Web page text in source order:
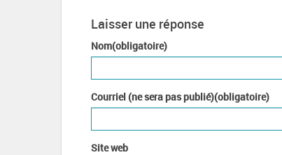
Laisser une réponse
Nom(obligatoire)
Courriel (ne sera pas publié)(obligatoire)
Site web